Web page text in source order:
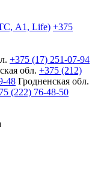
A1, Life) +375
+375 (17) 251-07-94
обл. +375 (212)
48 Гродненская обл.
(222) 76-48-50